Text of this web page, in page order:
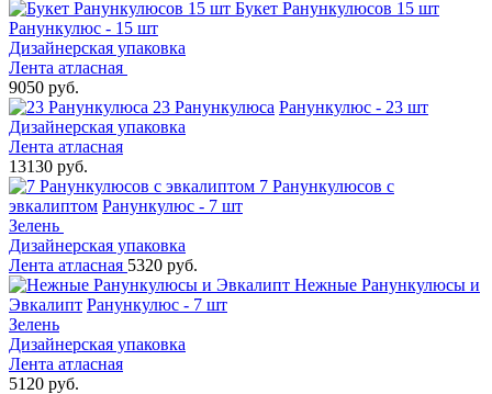
Букет Ранункулюсов 15 шт
Ранункулюс - 15 шт
Дизайнерская упаковка
Лента атласная
9050 руб.
23 Ранункулюса Ранункулюс - 23 шт
Дизайнерская упаковка
Лента атласная
13130 руб.
7 Ранункулюсов с
эвкалиптом Ранункулюс - 7 шт
Зелень
Дизайнерская упаковка
Лента атласная 5320 руб.
Нежные Ранункулюсы и
Эвкалипт Ранункулюс - 7 шт
Зелень
Дизайнерская упаковка
Лента атласная
5120 руб.